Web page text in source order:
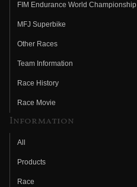
FIM Endurance World Championship
MFJ Superbike
Other Races
Team Information
Race History
Race Movie
Information
All
Products
Race